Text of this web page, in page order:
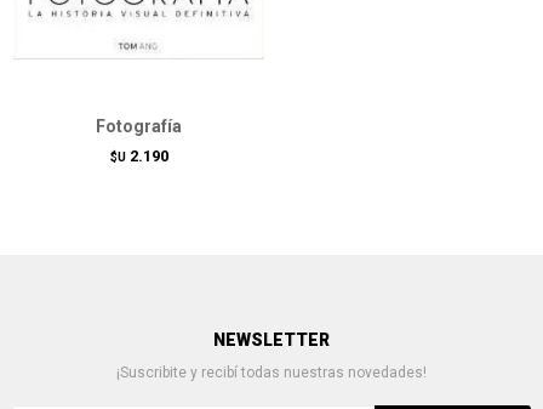
Fotografía
$U 2.190
NEWSLETTER
¡Suscribite y recibí todas nuestras novedades!